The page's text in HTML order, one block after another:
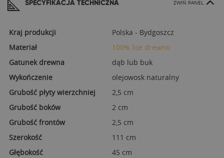
SPECYFIKACJA TECHNICZNA ZWIŃ PANEL
Kraj produkcji
Polska - Bydgoszcz
Materiał
100% lite drewno
Gatunek drewna
dąb lub buk
Wykończenie
olejowosk naturalny
Grubość płyty wierzchniej
2,5 cm
Grubość boków
2 cm
Grubość frontów
2,5 cm
Szerokość
111 cm
Głębokość
45 cm